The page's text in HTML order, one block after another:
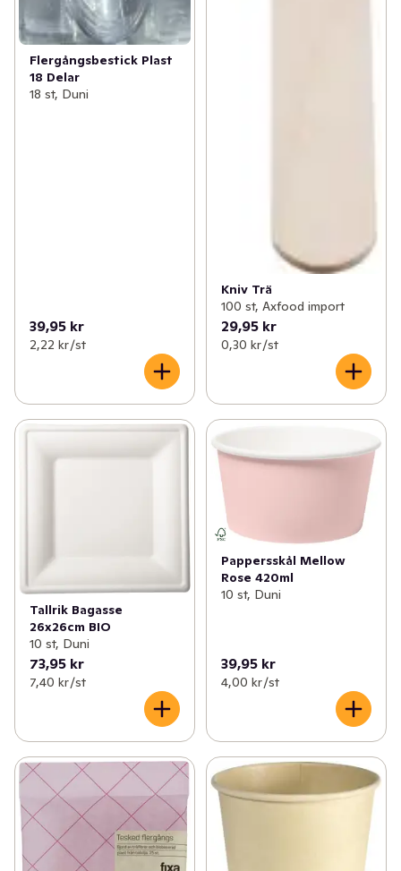
Flergångsbestick Plast
18 Delar
18 st, Duni
39,95 kr
2,22 kr /st
Kniv Trä
100 st, Axfood import
29,95 kr
0,30 kr /st
Tallrik Bagasse
26x26cm BIO
10 st, Duni
73,95 kr
7,40 kr /st
Pappersskål Mellow
Rose 420ml
10 st, Duni
39,95 kr
4,00 kr /st